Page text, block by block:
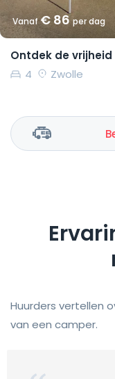
Vanaf€ 86per dag
4
Zwolle
Huurders vertellen
van een camper.